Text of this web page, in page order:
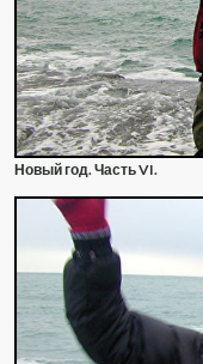
Новый год. Часть VI.